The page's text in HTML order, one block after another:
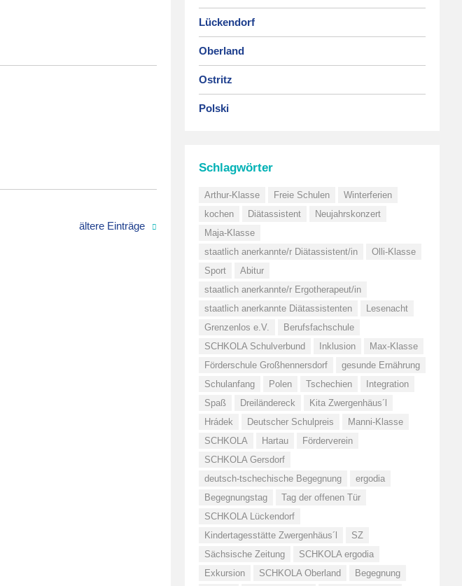
ältere Einträge
Lückendorf
Oberland
Ostritz
Polski
Schlagwörter
Arthur-Klasse Freie Schulen
Winterferien
kochen
Diätassistent
Neujahrskonzert
Maja-Klasse
staatlich anerkannte/r Diätassistent/in
Olli-Klasse
Sport
Abitur
staatlich anerkannte/r Ergotherapeut/in
staatlich anerkannte Diätassistenten
Lesenacht
Grenzenlos e.V.
Berufsfachschule
SCHKOLA Schulverbund
Inklusion
Max-Klasse
Förderschule Großhennersdorf
gesunde Ernährung
Schulanfang
Polen Tschechien
Integration
Spaß
Dreiländereck
Kita Zwergenhäus´l
Hrádek
Deutscher Schulpreis
Manni-Klasse
SCHKOLA
Hartau
Förderverein
SCHKOLA Gersdorf
deutsch-tschechische Begegnung
ergodia
Begegnungstag
Tag der offenen Tür
SCHKOLA Lückendorf
Kindertagesstätte Zwergenhäus´l
SZ
Sächsische Zeitung
SCHKOLA ergodia
Exkursion
SCHKOLA Oberland
Begegnung